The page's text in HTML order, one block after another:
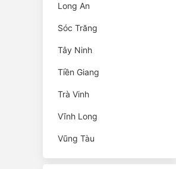
Long An
Sóc Trăng
Tây Ninh
Tiền Giang
Trà Vinh
Vĩnh Long
Vũng Tàu